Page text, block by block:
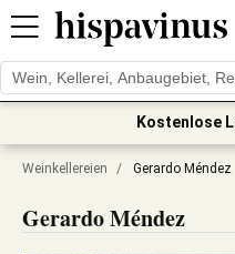
Kostenlose
Weinkellereien / Gerardo Méndez
Gerardo Méndez